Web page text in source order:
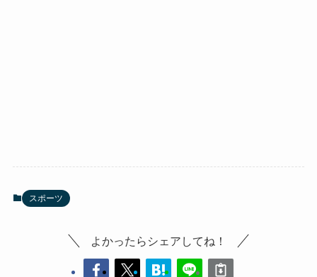
スポーツ
よかったらシェアしてね！